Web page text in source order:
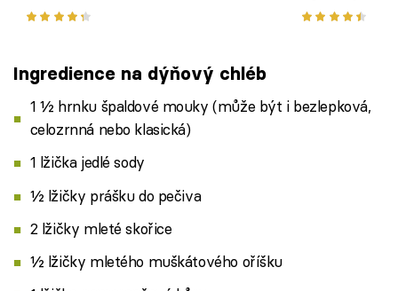
Ingredience na dýňový chléb
1 ½ hrnku špaldové mouky (může být i bezlepková,
celozrnná nebo klasická)
1 lžička jedlé sody
½ lžičky prášku do pečiva
2 lžičky mleté ​​skořice
½ lžičky mletého muškátového oříšku